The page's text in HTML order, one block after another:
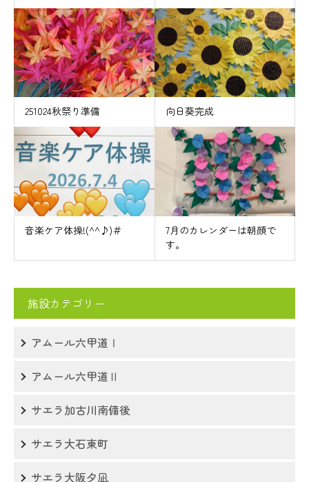
251024秋祭り準備 向日葵完成
音楽ケア体操!(^^♪)＃
7月のカレンダーは朝顔で
す。
施設カテゴリー
アムール六甲道Ⅰ
アムール六甲道Ⅱ
サエラ加古川南備後
サエラ大石東町
サエラ大阪夕凪